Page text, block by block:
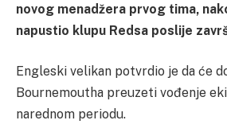
novog menadžera prvog tima,
napustio klupu Redsa poslije
Engleski velikan potvrdio je da će
Bournemoutha preuzeti vođenje
narednom periodu.